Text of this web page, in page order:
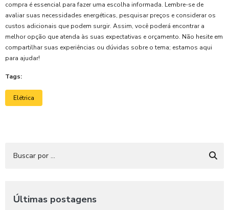
compra é essencial para fazer uma escolha informada. Lembre-se de
avaliar suas necessidades energéticas, pesquisar preços e considerar os
custos adicionais que podem surgir. Assim, você poderá encontrar a
melhor opção que atenda às suas expectativas e orçamento. Não hesite em
compartilhar suas experiências ou dúvidas sobre o tema; estamos aqui
para ajudar!
Tags:
Elétrica
Últimas postagens